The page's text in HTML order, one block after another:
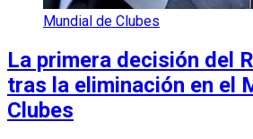
Mundial de Clubes
La primera decisión del
tras la eliminación en el
Clubes